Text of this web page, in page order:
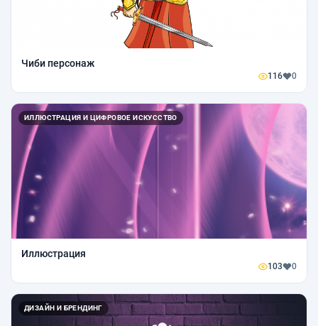
Чиби персонаж
116 0
ИЛЛЮСТРАЦИЯ И ЦИФРОВОЕ ИСКУССТВО
Иллюстрация
103 0
ДИЗАЙН И БРЕНДИНГ